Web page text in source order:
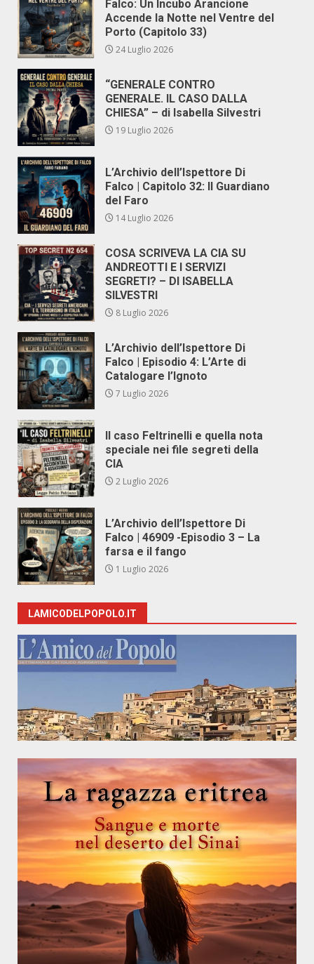
Falco: Un Incubo Arancione
Accende la Notte nel Ventre del
Porto (Capitolo 33)
24 Luglio 2026
“GENERALE CONTRO
GENERALE. IL CASO DALLA
CHIESA” – di Isabella Silvestri
19 Luglio 2026
L’Archivio dell’Ispettore Di
Falco | Capitolo 32: Il Guardiano
del Faro
14 Luglio 2026
COSA SCRIVEVA LA CIA SU
ANDREOTTI E I SERVIZI
SEGRETI? – DI ISABELLA
SILVESTRI
8 Luglio 2026
L’Archivio dell’Ispettore Di
Falco | Episodio 4: L’Arte di
Catalogare l’Ignoto
7 Luglio 2026
Il caso Feltrinelli e quella nota
speciale nei file segreti della
CIA
2 Luglio 2026
L’Archivio dell’Ispettore Di
Falco | 46909 -Episodio 3 – La
farsa e il fango
1 Luglio 2026
LAMICODELPOPOLO.IT